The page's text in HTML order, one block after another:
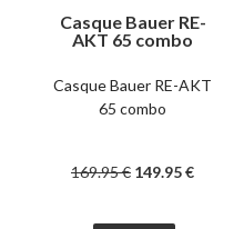
Casque Bauer RE-
AKT 65 combo
Casque Bauer RE-AKT
65 combo
169.95€ 149.95€